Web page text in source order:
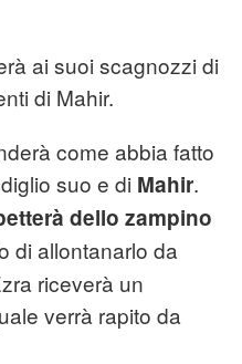
ai suoi scagnozzi di
di Mahir.
come abbia fatto
suo e di Mahir.
dello zampino
di allontanarlo da
riceverà un
verrà rapito da